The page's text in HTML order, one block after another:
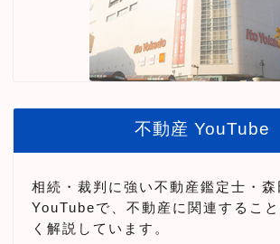
不動産 YouTube
相続・裁判に強い不動産鑑定士・森
YouTubeで、不動産に関連するこ
く解説しています。